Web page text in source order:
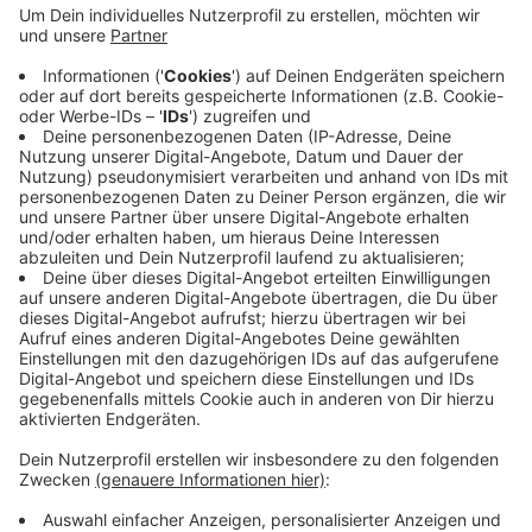
Vor allem im südlichen Kreis kann es stellenweise
gefährlich glatt sein, warnt die Polizei. Sie nimmt noch
einen Unfall in Südkirchen auf. Auf einer glatten Stelle
auf der Landstraße war ein Autofahrer geruscht und im
Graben gelandet. Er ist unverletzt geblieben.
Streudienste sind unterwegs. Beim Kreisbauhof in
Buldern liegen 500 Tonnen Salz für den Winterdienst
bereit. Auch die Lager des Landesbetriebs sind gut
gefüllt.
Anzeige